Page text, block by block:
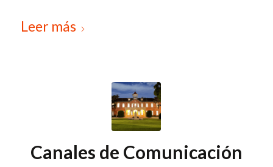
Leer más
Canales de Comunicación